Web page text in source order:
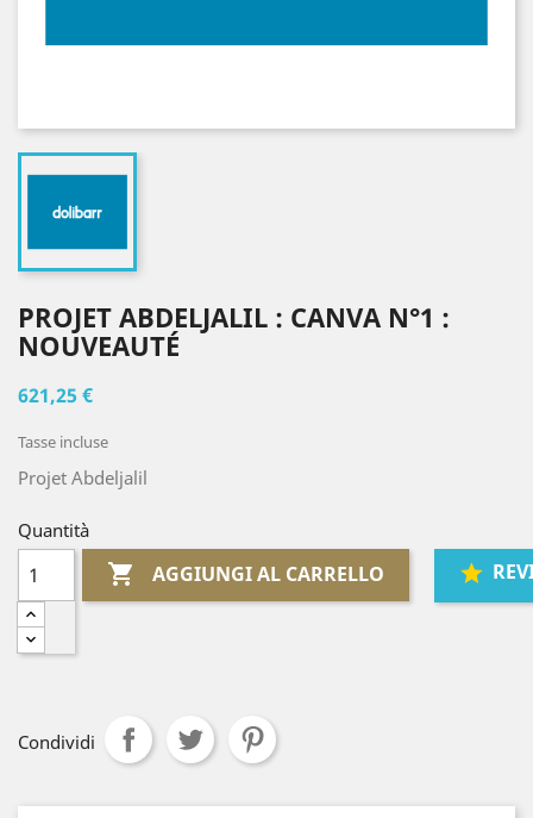
PROJET ABDELJALIL : CANVA N°1 :
NOUVEAUTÉ
621,25 €
Tasse incluse
Projet Abdeljalil
Quantità
 AGGIUNGI AL CARRELLO
Condividi